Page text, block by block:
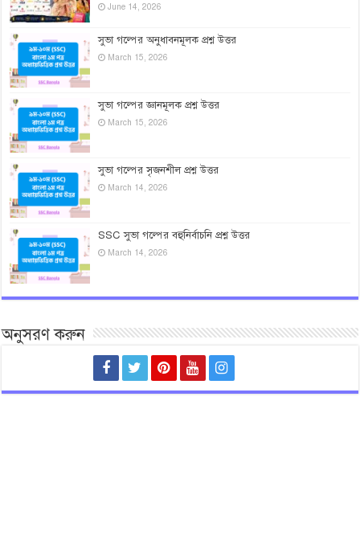
June 14, 2026
সুভা গল্পের অনুধাবনমূলক প্রশ্ন উত্তর
March 15, 2026
সুভা গল্পের জ্ঞানমূলক প্রশ্ন উত্তর
March 15, 2026
সুভা গল্পের সৃজনশীল প্রশ্ন উত্তর
March 14, 2026
SSC সুভা গল্পের বহুনির্বাচনি প্রশ্ন উত্তর
March 14, 2026
অনুসরণ করুন